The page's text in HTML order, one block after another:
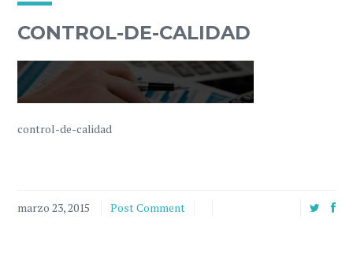
CONTROL-DE-CALIDAD
control-de-calidad
marzo 23, 2015 Post Comment